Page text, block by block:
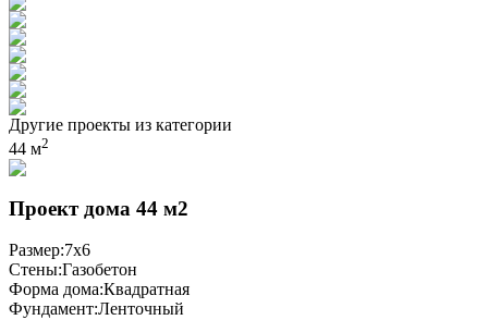
Другие проекты из категории
44 м2
Проект дома 44 м2
Размер:7x6
Стены:Газобетон
Форма дома:Квадратная
Фундамент:Ленточный